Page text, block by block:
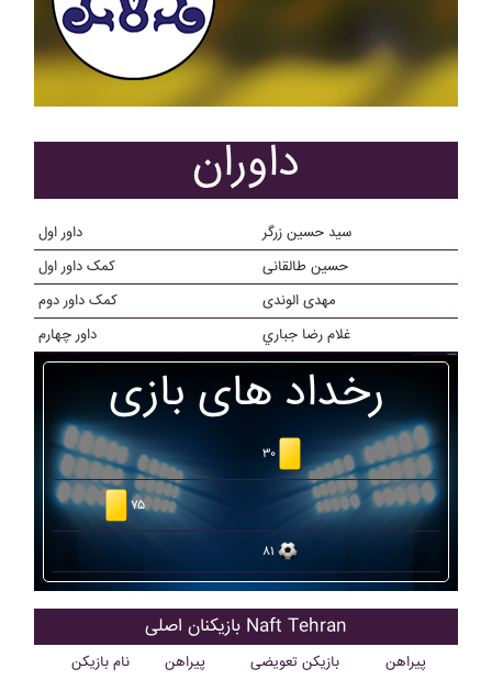
داوران
داور اول
سید حسین زرگر
کمک داور اول
حسین طالقانی
کمک داور دوم
مهدی الوندی
داور چهارم
غلام رضا جباري
رخداد های بازی
۳۰
۷۵
۸۱
بازیکنان اصلی Naft Tehran
نام بازیکن پیراهن بازیکن تعویضی پیراهن